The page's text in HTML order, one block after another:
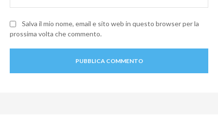
Salva il mio nome, email e sito web in questo browser per la
prossima volta che commento.